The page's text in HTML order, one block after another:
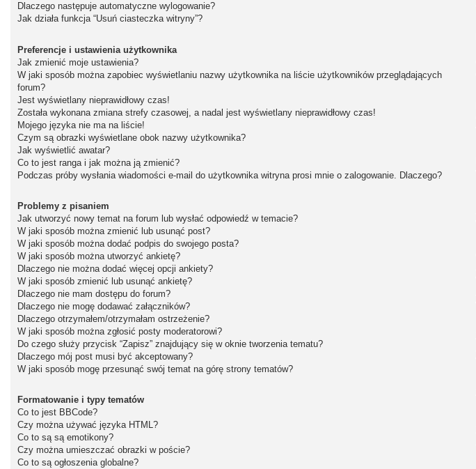
Dlaczego następuje automatyczne wylogowanie?
Jak działa funkcja “Usuń ciasteczka witryny”?
Preferencje i ustawienia użytkownika
Jak zmienić moje ustawienia?
W jaki sposób można zapobiec wyświetlaniu nazwy użytkownika na liście użytkowników przeglądających
forum?
Jest wyświetlany nieprawidłowy czas!
Została wykonana zmiana strefy czasowej, a nadal jest wyświetlany nieprawidłowy czas!
Mojego języka nie ma na liście!
Czym są obrazki wyświetlane obok nazwy użytkownika?
Jak wyświetlić awatar?
Co to jest ranga i jak można ją zmienić?
Podczas próby wysłania wiadomości e-mail do użytkownika witryna prosi mnie o zalogowanie. Dlaczego?
Problemy z pisaniem
Jak utworzyć nowy temat na forum lub wysłać odpowiedź w temacie?
W jaki sposób można zmienić lub usunąć post?
W jaki sposób można dodać podpis do swojego posta?
W jaki sposób można utworzyć ankietę?
Dlaczego nie można dodać więcej opcji ankiety?
W jaki sposób zmienić lub usunąć ankietę?
Dlaczego nie mam dostępu do forum?
Dlaczego nie mogę dodawać załączników?
Dlaczego otrzymałem/otrzymałam ostrzeżenie?
W jaki sposób można zgłosić posty moderatorowi?
Do czego służy przycisk “Zapisz” znajdujący się w oknie tworzenia tematu?
Dlaczego mój post musi być akceptowany?
W jaki sposób mogę przesunąć swój temat na górę strony tematów?
Formatowanie i typy tematów
Co to jest BBCode?
Czy można używać języka HTML?
Co to są są emotikony?
Czy można umieszczać obrazki w poście?
Co to są ogłoszenia globalne?